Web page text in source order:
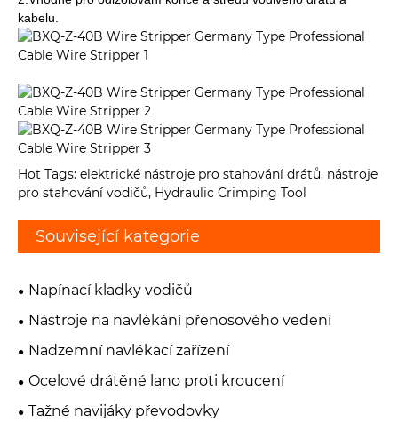
kabelu.
Hot Tags: elektrické nástroje pro stahování drátů, nástroje
pro stahování vodičů, Hydraulic Crimping Tool
Související kategorie
Napínací kladky vodičů
Nástroje na navlékání přenosového vedení
Nadzemní navlékací zařízení
Ocelové drátěné lano proti kroucení
Tažné navijáky převodovky